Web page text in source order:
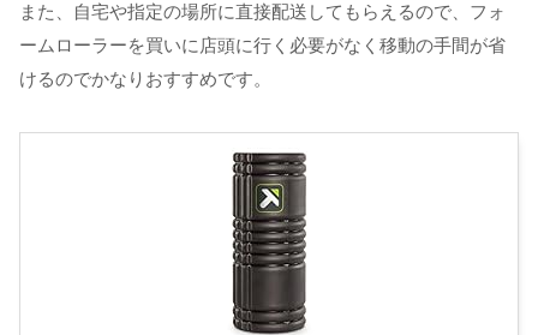
また、自宅や指定の場所に直接配送してもらえるので、フォ
ームローラーを買いに店頭に行く必要がなく移動の手間が省
けるのでかなりおすすめです。